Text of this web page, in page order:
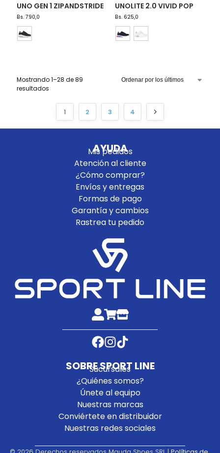
UNO GEN 1 ZIPANDSTRIDE
Bs.790,0
UNOLITE 2.0 VIVID POP
Bs.625,0
Mostrando 1–28 de 89
resultados
1 2 3 4
AYUDA
Mis pedidos
Atención al cliente
¿Cómo comprar?
Envíos y entregas
Formas de pago
Garantía y cambios
Rastrea tu pedido
SOBRE SPORT LINE
Sucursales
¿Quiénes somos?
Únete al equipo
Nuestras marcas
Conviértete en distribuidor
Nuestras redes sociales
¿Necesitas ayuda?